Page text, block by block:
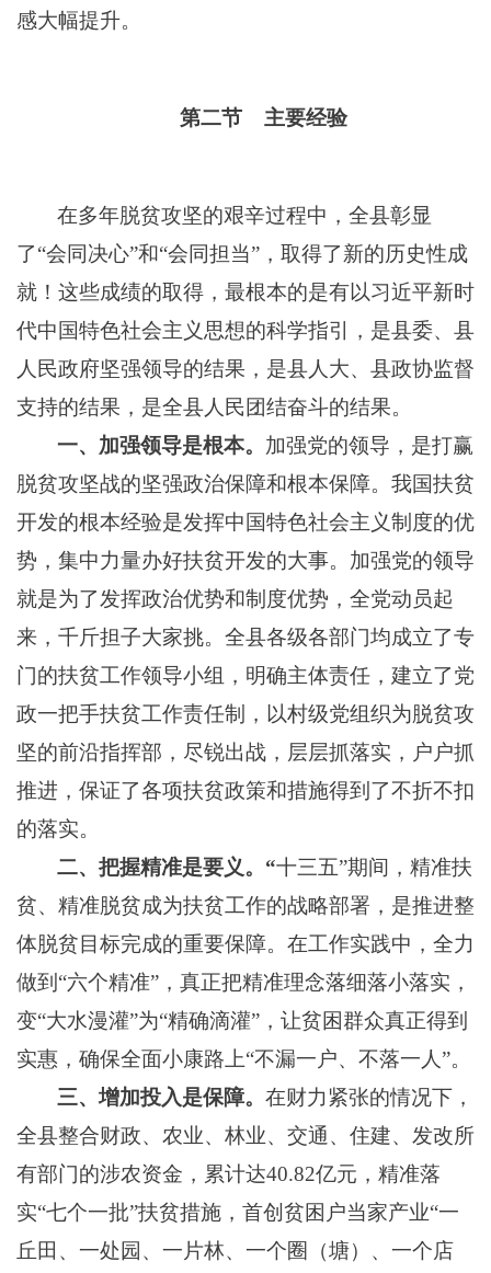
感大幅提升。
第二节 主要经验
在多年脱贫攻坚的艰辛过程中 ，全县彰显
了“会同决心”和“会同担当”，取得了新的历史性成
就 ！这些成绩的取得，最根本的是有以习近平新时
代中国特色社会主义思想的科学指引，是县委、县
人民政府坚强领导的结果，是县人大、县政协监督
支持的结果，是全县人民团结奋斗的结果。
一、加强领导是根本。 加强党的领导，是打赢
脱贫攻坚战的坚强政治保障和根本保障。我国扶贫
开发的根本经验是发挥中国特色社会主义制度的优
势，集中力量办好扶贫开发的大事。加强党的领导
就是为了发挥政治优势和制度优势，全党动员起
来，千斤担子大家挑。 全县各级各部门均成立了专
门的扶贫工作领导小组，明确主体责任，建立了党
政一把手扶贫工作责任制
，以村级党组织为脱贫攻
坚的前沿指挥部 ，尽锐出战，层层抓落实，户户抓
推进， 保证了各项扶贫政策和措施得到了不折不扣
的落实。
二、把握精准是要义。 “十三五”期间，精准扶
贫、精准脱贫成为扶贫工作的战略部署，是推进整
体脱贫目标完成的重要保障。在工作实践中， 全力
做到 “六个精准”，真正把精准理念落细落小落实，
变“大水漫灌”为“精确滴灌”，让贫困群众真正得到
实惠，确保全面小康路上“不漏一户、不落一人”。
三、增加投入是保障。在财力紧张的情况下，
全县整合财政、农业、林业、交通、住建、发改所
有部门的涉农资金，累计达40.82亿元，精准落
实“七个一批”扶贫措施，首创 贫困户当家产业“一
丘田、一处园、一片林、一个圈（塘）、 一个店